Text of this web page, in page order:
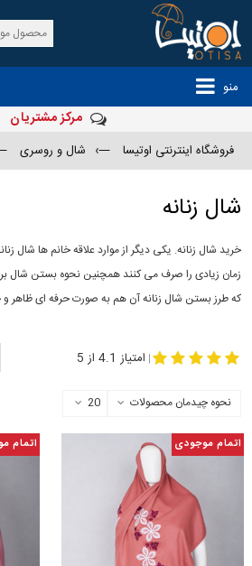
منو
مرکز مشتریان
فروشگاه اینترنتی اوتیسا —› شال و روسری
شال زنانه
خرید شال زنانه. یکی دیگر از موارد علاقه خانم ها شال
زمان زیادی را صرف می کنند همچنین نحوه بستن شال
که طرز بستن شال زنانه آن هم به صورت حرفه ای ظاهر و
| امتیاز 4.1 از 5
نحوه چیدمان محصولات 20
اتمام موجودی اتمام